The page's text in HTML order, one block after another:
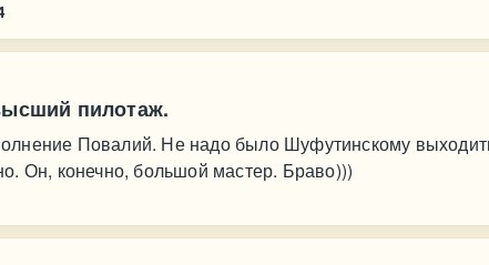
пилотаж.
Повалий. Не надо было Шуфутинскому
Он, конечно, большой мастер. Браво)))